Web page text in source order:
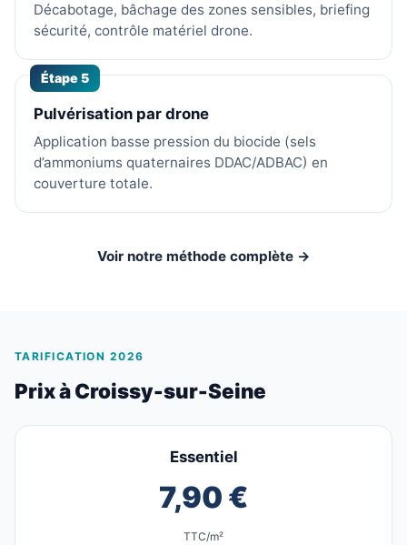
Décabotage, bâchage des zones sensibles, briefing
sécurité, contrôle matériel drone.
Étape 5
Pulvérisation par drone
Application basse pression du biocide (sels
d’ammoniums quaternaires DDAC/ADBAC) en
couverture totale.
Voir notre méthode complète →
TARIFICATION 2026
Prix à Croissy-sur-Seine
Essentiel
7,90 €
TTC/m²